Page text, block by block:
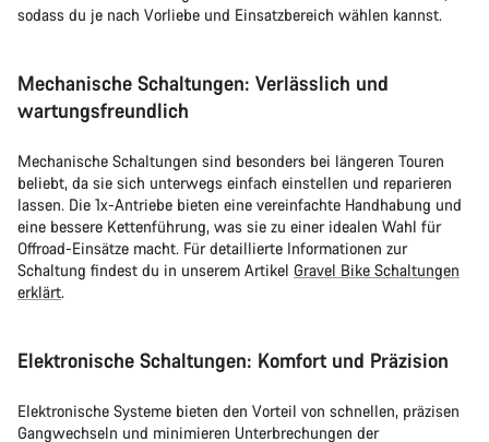
sodass du je nach Vorliebe und Einsatzbereich wählen kannst.
Mechanische Schaltungen: Verlässlich und
wartungsfreundlich
Mechanische Schaltungen sind besonders bei längeren Touren
beliebt, da sie sich unterwegs einfach einstellen und reparieren
lassen. Die 1x-Antriebe bieten eine vereinfachte Handhabung und
eine bessere Kettenführung, was sie zu einer idealen Wahl für
Offroad-Einsätze macht. Für detaillierte Informationen zur
Schaltung findest du in unserem Artikel Gravel Bike Schaltungen
erklärt.
Elektronische Schaltungen: Komfort und Präzision
Elektronische Systeme bieten den Vorteil von schnellen, präzisen
Gangwechseln und minimieren Unterbrechungen der